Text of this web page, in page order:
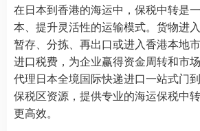
在日本到香港的海运中，保税中转是
本、提升灵活性的运输模式。货物进
暂存、分拣、再出口或进入香港本地
进口税费，为企业赢得资金周转和市
代理日本全境国际快递进口一站式门
保税区资源，提供专业的海运保税中
更高效。